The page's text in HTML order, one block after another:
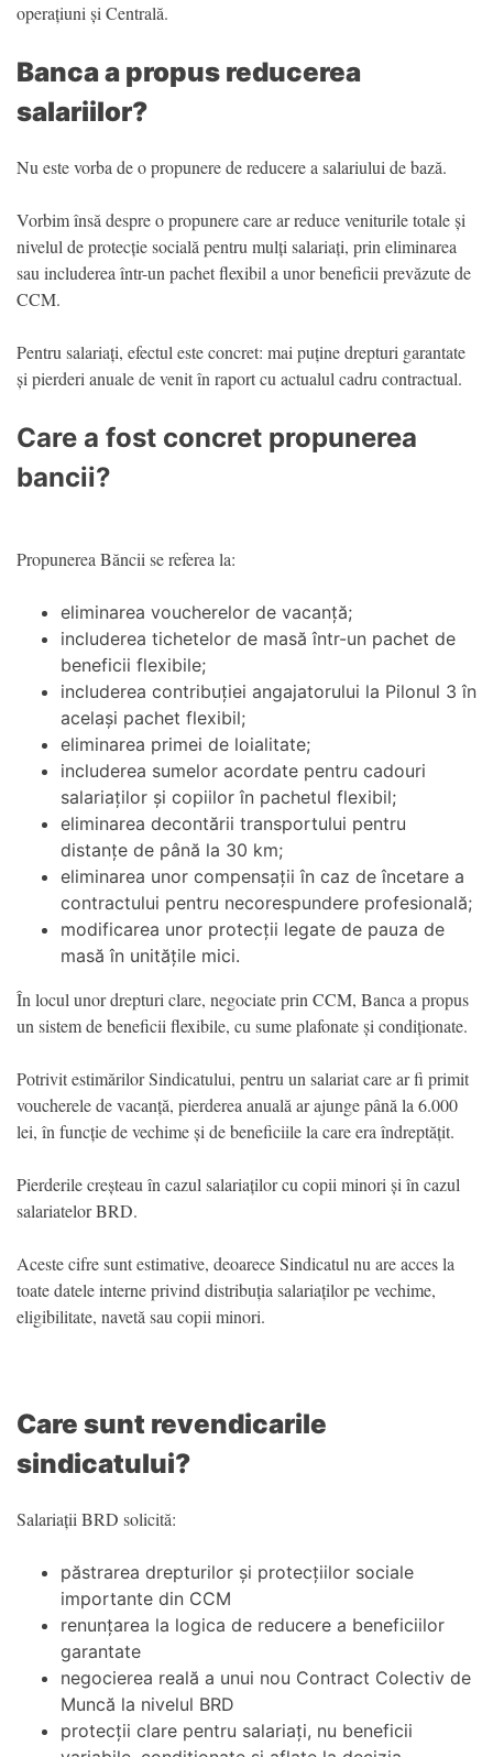
operațiuni și Centrală.
Banca a propus reducerea
salariilor?
Nu este vorba de o propunere de reducere a salariului de bază.
Vorbim însă despre o propunere care ar reduce veniturile totale și
nivelul de protecție socială pentru mulți salariați, prin eliminarea
sau includerea într-un pachet flexibil a unor beneficii prevăzute de
CCM.
Pentru salariați, efectul este concret: mai puține drepturi garantate
și pierderi anuale de venit în raport cu actualul cadru contractual.
Care a fost concret propunerea
bancii?
Propunerea Băncii se referea la:
eliminarea voucherelor de vacanță;
includerea tichetelor de masă într-un pachet de
beneficii flexibile;
includerea contribuției angajatorului la Pilonul 3 în
același pachet flexibil;
eliminarea primei de loialitate;
includerea sumelor acordate pentru cadouri
salariaților și copiilor în pachetul flexibil;
eliminarea decontării transportului pentru
distanțe de până la 30 km;
eliminarea unor compensații în caz de încetare a
contractului pentru necorespundere profesională;
modificarea unor protecții legate de pauza de
masă în unitățile mici.
În locul unor drepturi clare, negociate prin CCM, Banca a propus
un sistem de beneficii flexibile, cu sume plafonate și condiționate.
Potrivit estimărilor Sindicatului, pentru un salariat care ar fi primit
voucherele de vacanță, pierderea anuală ar ajunge până la 6.000
lei, în funcție de vechime și de beneficiile la care era îndreptățit.
Pierderile creșteau în cazul salariaților cu copii minori și în cazul
salariatelor BRD.
Aceste cifre sunt estimative, deoarece Sindicatul nu are acces la
toate datele interne privind distribuția salariaților pe vechime,
eligibilitate, navetă sau copii minori.
Care sunt revendicarile
sindicatului?
Salariații BRD solicită:
păstrarea drepturilor și protecțiilor sociale
importante din CCM
renunțarea la logica de reducere a beneficiilor
garantate
negocierea reală a unui nou Contract Colectiv de
Muncă la nivelul BRD
protecții clare pentru salariați, nu beneficii